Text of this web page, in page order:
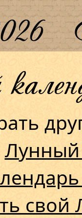
Лунный